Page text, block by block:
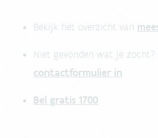
Bekijk het overzicht van
Niet gevonden wat je zocht?
contactformulier in
Bel gratis 1700